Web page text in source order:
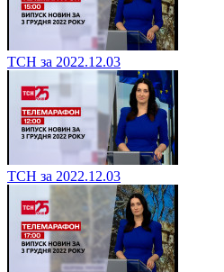
ТСН за 2022.12.03
ТСН за 2022.12.03